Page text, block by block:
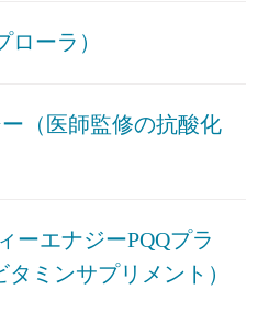
ローラ）
（医師監修の抗酸化
ーエナジーPQQプラ
ミンサプリメント）